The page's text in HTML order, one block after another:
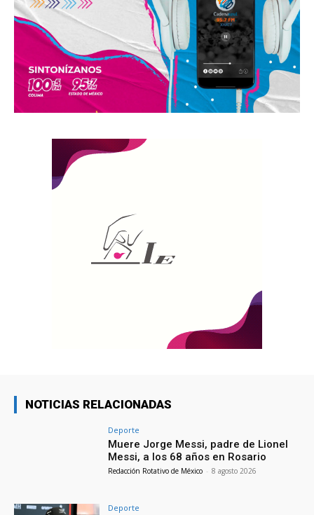
NOTICIAS RELACIONADAS
Deporte
Muere Jorge Messi, padre de Lionel
Messi, a los 68 años en Rosario
Redacción Rotativo de México - 8 agosto 2026
Deporte